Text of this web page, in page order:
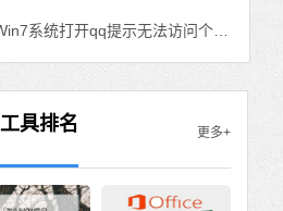
具排名 更多+